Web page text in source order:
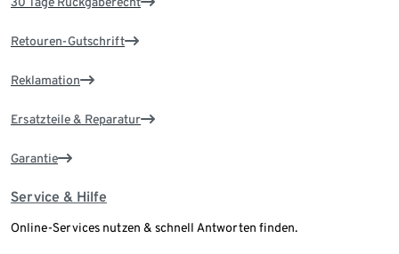
Retouren-Gutschrift
Reklamation
Ersatzteile & Reparatur
Garantie
Service & Hilfe
Online-Services nutzen & schnell Antworten finden.